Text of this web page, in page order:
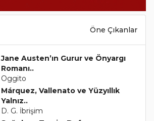
Öne Çıkanlar
Jane Austen’ın Gurur ve Önyargı
Romanı..
Oggito
Márquez, Vallenato ve Yüzyıllık
Yalnız..
D. G. İbrişim